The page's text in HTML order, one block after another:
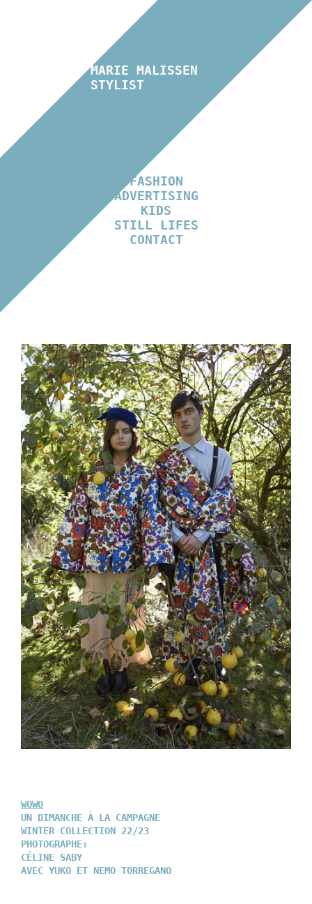
MARIE MALISSEN
STYLIST
FASHION
ADVERTISING
KIDS
STILL LIFES
CONTACT
WOWO
UN DIMANCHE À LA CAMPAGNE
WINTER COLLECTION 22/23
PHOTOGRAPHE:
CÉLINE SABY
AVEC YUKO ET NEMO TORREGANO